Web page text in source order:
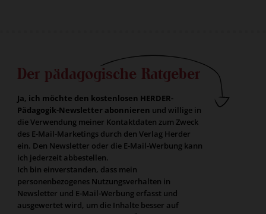
Der pädagogische Ratgeber
Ja, ich möchte den kostenlosen HERDER-
Pädagogik-Newsletter abonnieren und willige in
die Verwendung meiner Kontaktdaten zum Zweck
des E-Mail-Marketings durch den Verlag Herder
ein. Den Newsletter oder die E-Mail-Werbung kann
ich jederzeit abbestellen.
Ich bin einverstanden, dass mein
personenbezogenes Nutzungsverhalten in
Newsletter und E-Mail-Werbung erfasst und
ausgewertet wird, um die Inhalte besser auf